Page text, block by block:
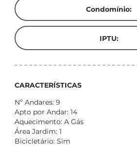
Condomínio:
IPTU:
CARACTERÍSTICAS
Nº Andares: 9
Apto por Andar: 14
Aquecimento: A Gás
Área Jardim: 1
Bicicletário: Sim